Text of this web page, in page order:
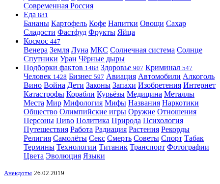
Современная Россия
Еда 881
Бананы Картофель Кофе Напитки Овощи Сахар
Сладости Фастфуд Фрукты Яйца
Космос 447
Венера Земля Луна МКС Солнечная система Солнце
Спутники Уран Чёрные дыры
Подборки фактов 1488 Здоровье 907 Криминал 547
Человек 1428 Бизнес 597 Авиация Автомобили Алкоголь
Вино Война Дети Законы Запахи Изобретения Интернет
Катастрофы Корабли Курьёзы Медицина Металлы
Места Мир Мифология Мифы Названия Наркотики
Общество Олимпийские игры Оружие Отношения
Персоны Пиво Политика Природа Психология
Путешествия Работа Радиация Растения Рекорды
Религия Самолёты Секс Смерть Советы Спорт Табак
Термины Технологии Титаник Транспорт Фотографии
Цвета Эволюция Языки
Анекдоты 26.02.2019